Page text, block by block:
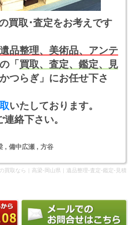
買取･査定をお考えです
品整理、美術品、アンテ
「 買取、査定、鑑定、見
つらぎ」にお任せ下さ
いたしております。
絡下さい。
, 備中広瀬 , 方谷
買取なら｜高梁-岡山県｜遺品整理-査定-鑑定-見積